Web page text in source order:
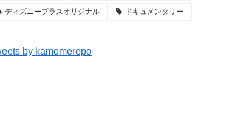
ディズニープラスオリジナル ドキュメンタリー
by kamomerepo